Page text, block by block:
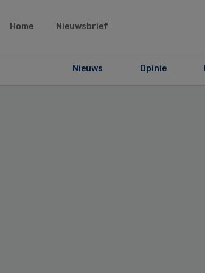
Home Nieuwsbrief
Nieuws Opinie